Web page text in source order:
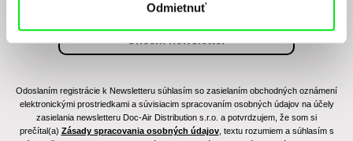
Odmietnuť
Odoslaním registrácie k Newsletteru súhlasím so zasielaním obchodných oznámení
elektronickými prostriedkami a súvisiacim spracovaním osobných údajov na účely
zasielania newsletteru Doc-Air Distribution s.r.o. a potvrdzujem, že som si
prečítal(a) Zásady spracovania osobných údajov, textu rozumiem a súhlasím s